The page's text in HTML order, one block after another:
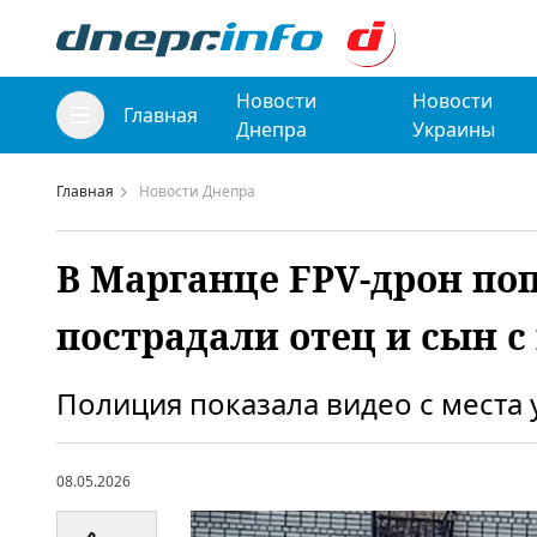
Главная
Новости
Днепра
Новости
Украины
Главная Новости Днепра
В Марганце FPV-дрон
пострадали отец и сын
Полиция показала видео с места
08.05.2026